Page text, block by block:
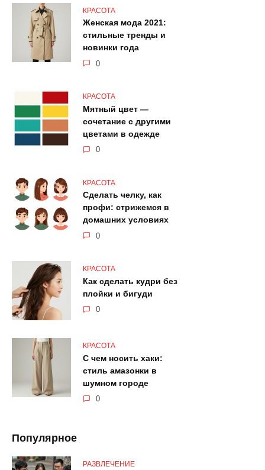
КРАСОТА
Женская мода 2021:
стильные тренды и
новинки года
0
КРАСОТА
Мятный цвет —
сочетание с другими
цветами в одежде
0
КРАСОТА
Сделать челку, как
профи: стрижемся в
домашних условиях
0
КРАСОТА
Как сделать кудри без
плойки и бигуди
0
КРАСОТА
С чем носить хаки:
стиль амазонки в
шумном городе
0
Популярное
РАЗВЛЕЧЕНИЕ